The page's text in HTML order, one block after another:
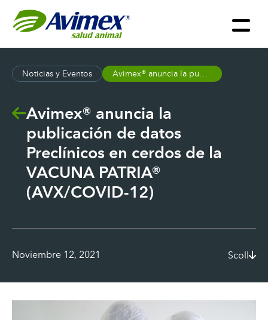
Noticias y Eventos Avimex® anuncia la publicación de datos Preclínicos en cerdos de la VACUNA PATRIA® (AVX/COVID-12)
Avimex® anuncia la
publicación de datos
Preclínicos en cerdos de la
VACUNA PATRIA®
(AVX/COVID-12)
Noviembre 12, 2021 Scoll